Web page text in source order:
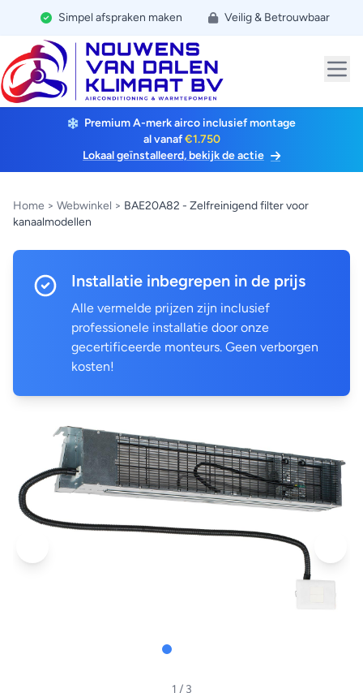
Simpel afspraken maken Veilig & Betrouwbaar
Premium A-merk airco inclusief montage
al vanaf€1.750
Lokaal geïnstalleerd, bekijk de actie
Home > Webwinkel > BAE20A82 - Zelfreinigend filter voor
kanaalmodellen
Installatie inbegrepen in de prijs
Alle vermelde prijzen zijn inclusief
professionele installatie door onze
gecertificeerde monteurs. Geen verborgen
kosten!
1 / 3